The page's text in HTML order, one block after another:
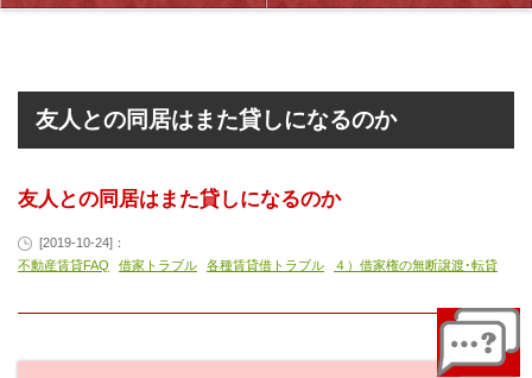
友人との同居はまた貸しになるのか
友人との同居はまた貸しになるのか
[2019-10-24]：
不動産賃貸FAQ
借家トラブル 各種賃貸借トラブル ４）借家権の無断譲渡･転貸